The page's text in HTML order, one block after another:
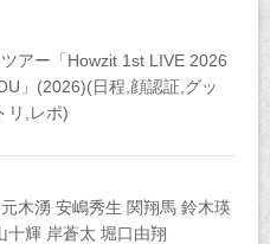
アー「Howzit 1st LIVE 2026
」(2026)(日程,顔認証,グッ
リ,レポ)
木湧 安嶋秀生 関翔馬 鈴木瑛
十輝 岸蒼太 堀口由翔